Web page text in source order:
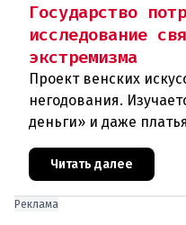
Государство
исследование
экстремизма
Проект венских
негодования.
деньги» и даже
инструментом
ответа от министра
Читать далее
Реклама